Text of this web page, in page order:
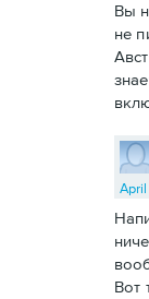
Вы
не
April
Вот